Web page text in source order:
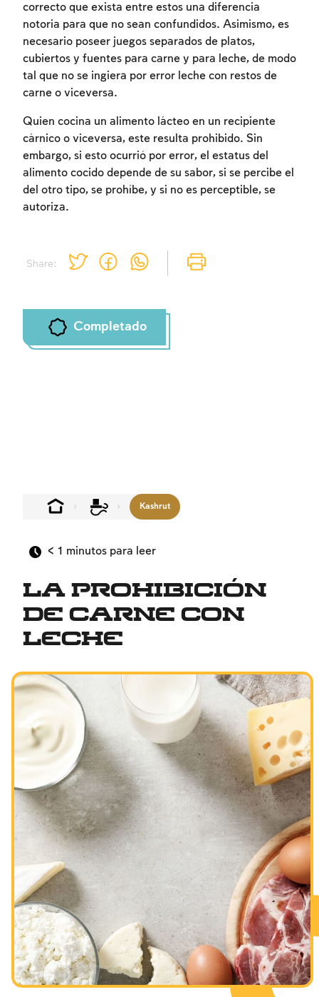
Share:
correcto que exista entre estos una diferencia
notoria para que no sean confundidos. Asimismo, es
necesario poseer juegos separados de platos,
cubiertos y fuentes para carne y para leche, de modo
tal que no se ingiera por error leche con restos de
carne o viceversa.
Quien cocina un alimento lácteo en un recipiente
cárnico o viceversa, este resulta prohibido. Sin
embargo, si esto ocurrió por error, el estatus del
alimento cocido depende de su sabor, si se percibe el
del otro tipo, se prohíbe, y si no es perceptible, se
autoriza.
Completado
Kashrut
La prohibición
de carne con
leche
< 1 minutos para leer